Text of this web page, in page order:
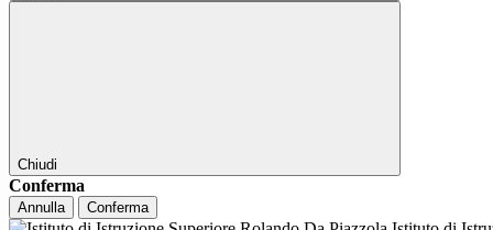
Chiudi
Conferma
Annulla Conferma